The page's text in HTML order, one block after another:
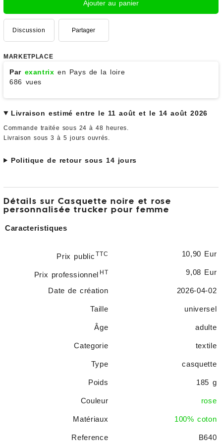
Ajouter au panier
Discussion Partager
MARKETPLACE
Par exantrix en Pays de la loire
686 vues
Livraison estimé entre le 11 août et le 14 août 2026
Commande traitée sous 24 à 48 heures.
Livraison sous 3 à 5 jours ouvrés.
Politique de retour sous 14 jours
Détails sur Casquette noire et rose
personnalisée trucker pour femme
Caracteristiques
Prix public TTC 10,90 Eur
Prix professionnel HT 9,08 Eur
Date de création 2026-04-02
Taille universel
Âge adulte
Categorie textile
Type casquette
Poids 185 g
Couleur rose
Matériaux 100% coton
Reference B640